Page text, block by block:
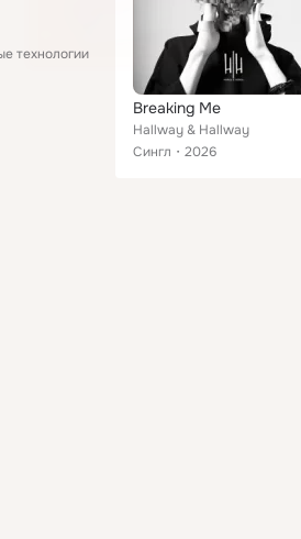
технологии
Breaking Me
Hallway & Hallway
Сингл
2026